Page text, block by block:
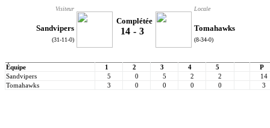
Visiteur
Sandvipers
(31-11-0)
Complétée
14 - 3
Locale
Tomahawks
(8-34-0)
Équipe 1 2 3 4 5
P
Sandvipers
5 0 5 2 2
14
Tomahawks
3 0 0 0 0 3